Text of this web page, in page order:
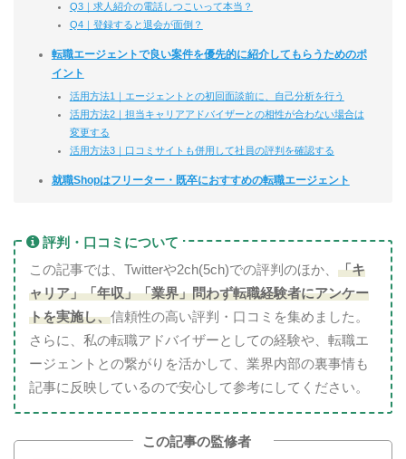
Q3｜求人紹介の電話しつこいって本当？
Q4｜登録すると退会が面倒？
転職エージェントで良い案件を優先的に紹介してもらうためのポ
イント
活用方法1｜エージェントとの初回面談前に、自己分析を行う
活用方法2｜担当キャリアアドバイザーとの相性が合わない場合は
変更する
活用方法3｜口コミサイトも併用して社員の評判を確認する
就職Shopはフリーター・既卒におすすめの転職エージェント
評判・口コミについて
この記事では、Twitterや2ch(5ch)での評判のほか、 「キ
ャリア」「年収」「業界」問わず転職経験者にアンケー
トを実施し、信頼性の高い評判・口コミを集めました。
さらに、私の転職アドバイザーとしての経験や、転職エ
ージェントとの繋がりを活かして、業界内部の裏事情も
記事に反映しているので安心して参考にしてください。
この記事の監修者